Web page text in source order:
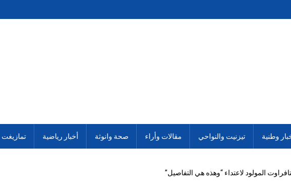
وطنية تيزنيت والنواحي مقالات وأراء صحة وانوثة أخبار رياضية تمازيغت
المولود لاعتداء “وهذه هي التفاصيل”